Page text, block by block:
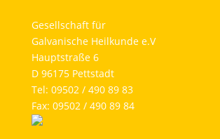
Gesellschaft für
Galvanische Heilkunde e.V
Hauptstraße 6
D 96175 Pettstadt
Tel: 09502 / 490 89 83
Fax: 09502 / 490 89 84